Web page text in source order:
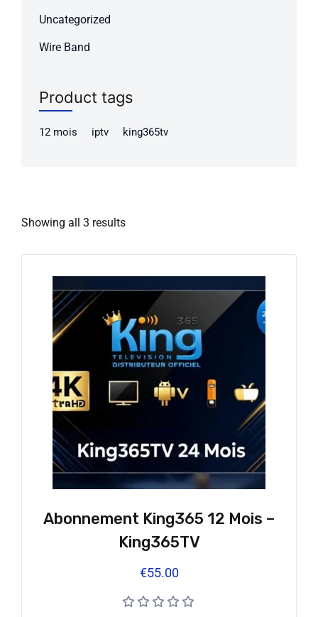
Uncategorized
Wire Band
Product tags
12 mois iptv king365tv
Showing all 3 results
Abonnement King365 12 Mois –
King365TV
€55.00